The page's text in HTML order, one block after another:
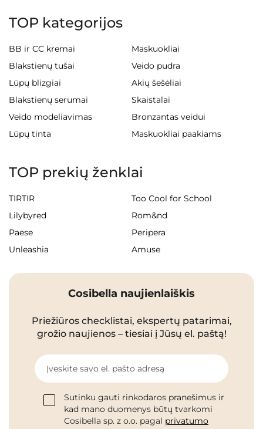
TOP kategorijos
BB ir CC kremai
Maskuokliai
Blakstienų tušai
Veido pudra
Lūpų blizgiai
Akių šešėliai
Blakstienų serumai
Skaistalai
Veido modeliavimas
Bronzantas veidui
Lūpų tinta
Maskuokliai paakiams
TOP prekių ženklai
TIRTIR
Too Cool for School
Lilybyred
Rom&nd
Paese
Peripera
Unleashia
Amuse
Cosibella naujienlaiškis
Priežiūros checklistai, ekspertų patarimai,
grožio naujienos – tiesiai į Jūsų el. paštą!
Įveskite savo el. pašto adresą
Sutinku gauti rinkodaros pranešimus ir
kad mano duomenys būtų tvarkomi
Cosibella sp. z o.o. pagal privatumo